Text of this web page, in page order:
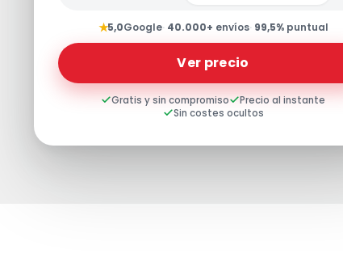
★5,0Google· 40.000+ envíos· 99,5%puntual
Ver precio
Gratis y sin compromiso
Precio al instante
Sin costes ocultos